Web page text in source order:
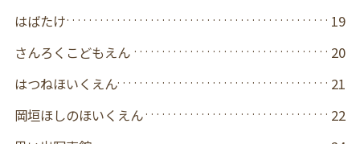
はばたけ
19
さんろくこどもえん
20
はつねほいくえん
21
岡垣ほしのほいくえん
22